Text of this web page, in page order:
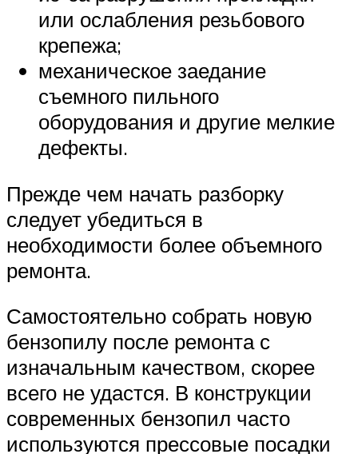
или ослабления резьбового
крепежа;
механическое заедание
съемного пильного
оборудования и другие мелкие
дефекты.
Прежде чем начать разборку
следует убедиться в
необходимости более объемного
ремонта.
Самостоятельно собрать новую
бензопилу после ремонта с
изначальным качеством, скорее
всего не удастся. В конструкции
современных бензопил часто
используются прессовые посадки